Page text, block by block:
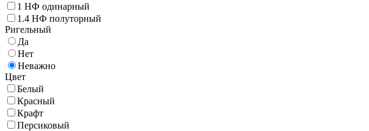
1 НФ одинарный
1.4 НФ полуторный
Ригельный
Да
Нет
Неважно
Цвет
Белый
Красный
Крафт
Персиковый